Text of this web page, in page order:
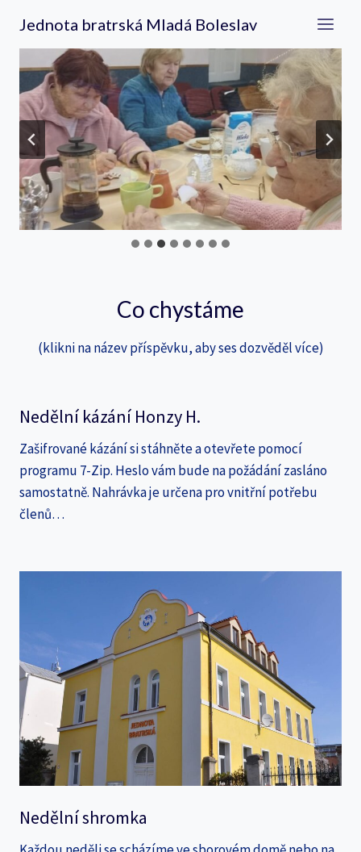
obsah
Jednota bratrská Mladá Boleslav
Co chystáme
(klikni na název příspěvku, aby ses dozvěděl více)
Nedělní kázání Honzy H.
Zašifrované kázání si stáhněte a otevřete pomocí
programu 7-Zip. Heslo vám bude na požádání zasláno
samostatně. Nahrávka je určena pro vnitřní potřebu
členů…
Nedělní shromka